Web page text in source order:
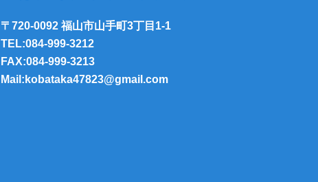
〒720-0092 福山市山手町3丁目1-1
TEL:084-999-3212
FAX:084-999-3213
Mail:kobataka47823@gmail.com